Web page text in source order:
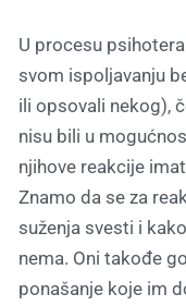
U procesu
svom ispoljavanju
ili opsovali nekog),
nisu bili u
njihove reakcije
Znamo da se za
suženja svesti i
nema. Oni takođe
ponašanje koje im